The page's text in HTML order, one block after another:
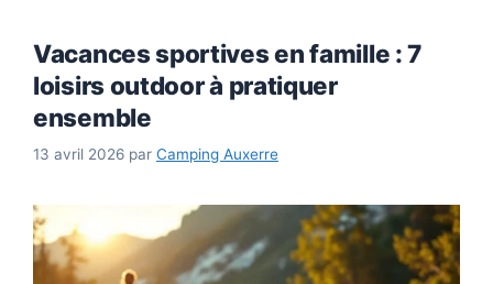
Vacances sportives en famille : 7
loisirs outdoor à pratiquer
ensemble
13 avril 2026 par Camping Auxerre